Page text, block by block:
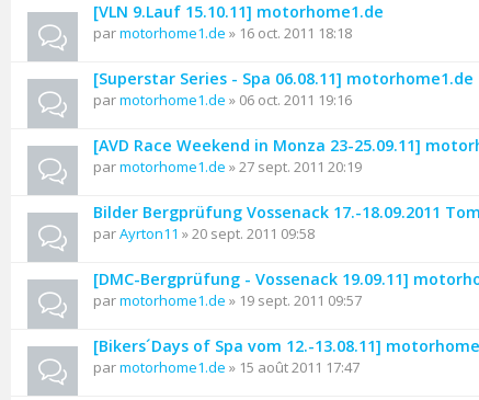
[VLN 9.Lauf 15.10.11] motorhome1.de
parmotorhome1.de » 16 oct. 2011 18:18
[Superstar Series - Spa 06.08.11] motorhome1.de
parmotorhome1.de » 06 oct. 2011 19:16
[AVD Race Weekend in Monza 23-25.09.11]
parmotorhome1.de » 27 sept. 2011 20:19
Bilder Bergprüfung Vossenack 17.-18.09.2011
parAyrton11 » 20 sept. 2011 09:58
[DMC-Bergprüfung - Vossenack 19.09.11]
parmotorhome1.de » 19 sept. 2011 09:57
[Bikers´Days of Spa vom 12.-13.08.11]
parmotorhome1.de » 15 août 2011 17:47